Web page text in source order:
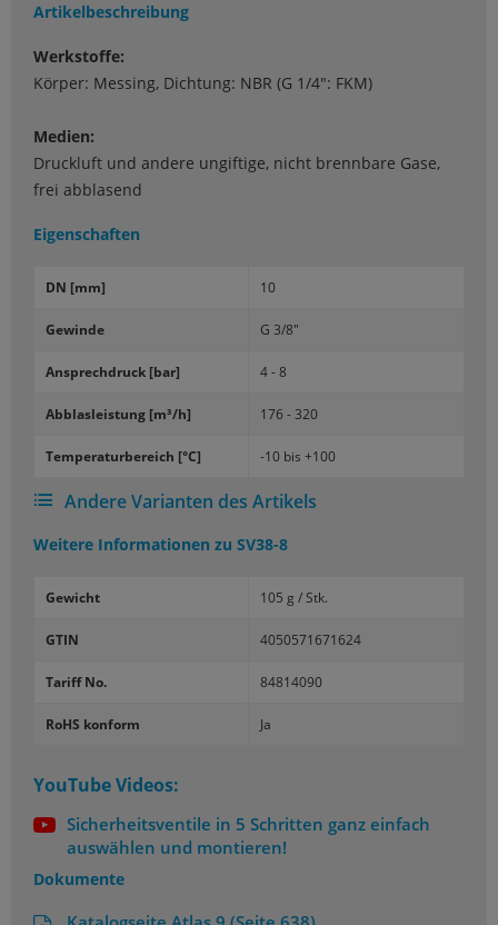
Artikelbeschreibung
Werkstoffe:
Körper: Messing, Dichtung: NBR (G 1/4": FKM)
Medien:
Druckluft und andere ungiftige, nicht brennbare Gase,
frei abblasend
Eigenschaften
DN [mm] 10
Ge­win­de G 3/8"
An­sprech­druck [bar] 4 - 8
Ab­blas­leis­tung [m³/h] 176 - 320
Tem­pe­ra­tur­be­reich [°C] -10 bis +100
Andere Varianten des Artikels
Weitere Informationen zu SV38-8
Gewicht 105 g / Stk.
GTIN 4050571671624
Tariff No. 84814090
RoHS konform Ja
YouTube Videos:
Sicherheitsventile in 5 Schritten ganz einfach
auswählen und montieren!
Dokumente